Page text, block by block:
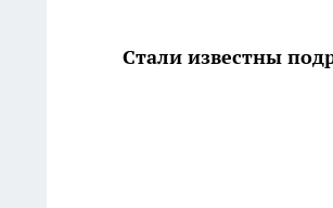
Стали известны